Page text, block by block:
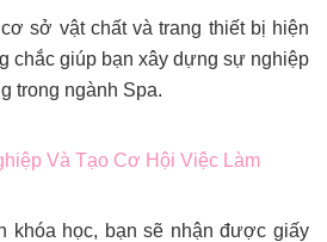
sở vật chất và trang thiết bị hiện
chắc giúp bạn xây dựng sự nghiệp
trong ngành Spa.
Và Tạo Cơ Hội Việc Làm
học, bạn sẽ nhận được giấy